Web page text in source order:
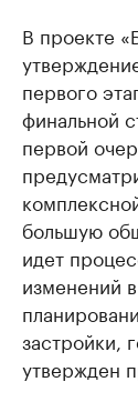
В проекте
первого
финальной
первой
большую
идет
изменений
застройки,
утвержден